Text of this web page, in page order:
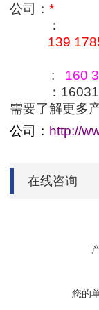
公司： *
：
139
: 160
：
需要了解更多
公司： http://
在线咨询
您的